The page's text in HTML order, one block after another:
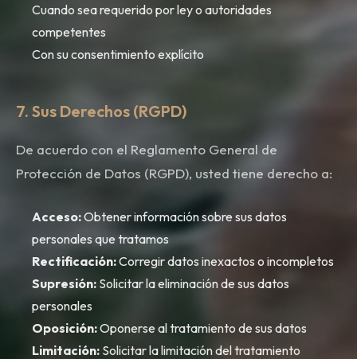
Cuando sea requerido por ley o autoridades
competentes
Con su consentimiento explícito
7. Sus Derechos (RGPD)
De acuerdo con el Reglamento General de
Protección de Datos (RGPD), usted tiene derecho a:
Acceso:Obtener información sobre sus datos
personales que tratamos
Rectificación:Corregir datos inexactos o incompletos
Supresión: Solicitar la eliminación de sus datos
personales
Oposición:Oponerse al tratamiento de sus datos
Limitación: Solicitar la limitación del tratamiento